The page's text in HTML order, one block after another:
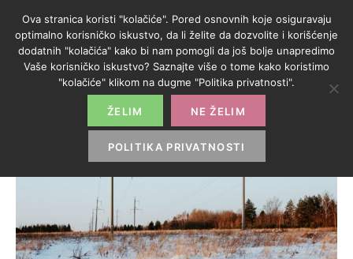
Ova stranica koristi "kolačiće". Pored osnovnih koje osiguravaju
optimalno korisničko iskustvo, da li želite da dozvolite i korišćenje
dodatnih "kolačića" kako bi nam pomogli da još bolje unapredimo
Vaše korisničko iskustvo? Saznajte više o tome kako koristimo
"kolačiće" klikom na dugme "Politika privatnosti".
ŽELIM NE ŽELIM
POLITIKA PRIVATNOSTI